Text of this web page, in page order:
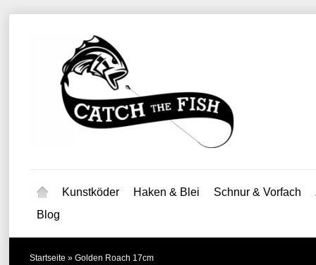
Kunstköder Haken & Blei Schnur & Vorfach
Blog
Startseite » Golden Roach 17cm